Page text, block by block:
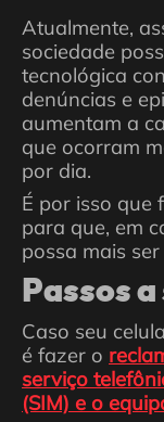
Atualmente,
sociedade
tecnológica
denúncias e
aumentam a
que ocorram
por dia.
É por isso que
para que, em
possa mais
Passos
Caso seu
é fazer o
serviço
(SIM) e o